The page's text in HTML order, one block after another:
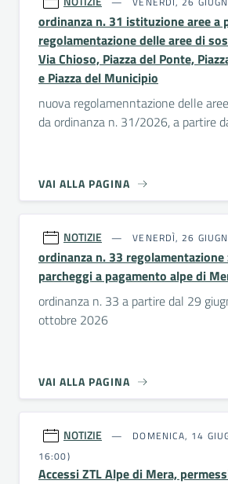
ordinanza n. 31 istituzione aree a
regolamentazione delle aree di
Via Chioso, Piazza del Ponte,
e Piazza del Municipio
nuova regolamenntazione delle
da ordinanza n. 31/2026, a partire
VAI ALLA PAGINA
NOTIZIE VENERDÌ, 26
ordinanza n. 33
parcheggi a pagamento alpe di
ordinanza n. 33 a partire dal 29
ottobre 2026
VAI ALLA PAGINA
NOTIZIE
DOMENICA, 14
16:00)
Accessi ZTL Alpe di Mera,